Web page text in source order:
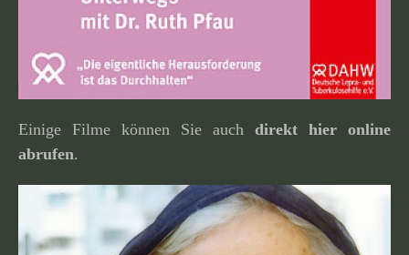
Einige Filme können Sie auch direkt hier online
abrufen.